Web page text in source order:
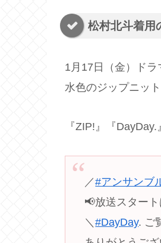
松村北斗着用
1月17日（金）ド
水色のジップニッ
『ZIP!』『DayDay.
／#アンサンブ
📢放送スター
＼#DayDay. ご